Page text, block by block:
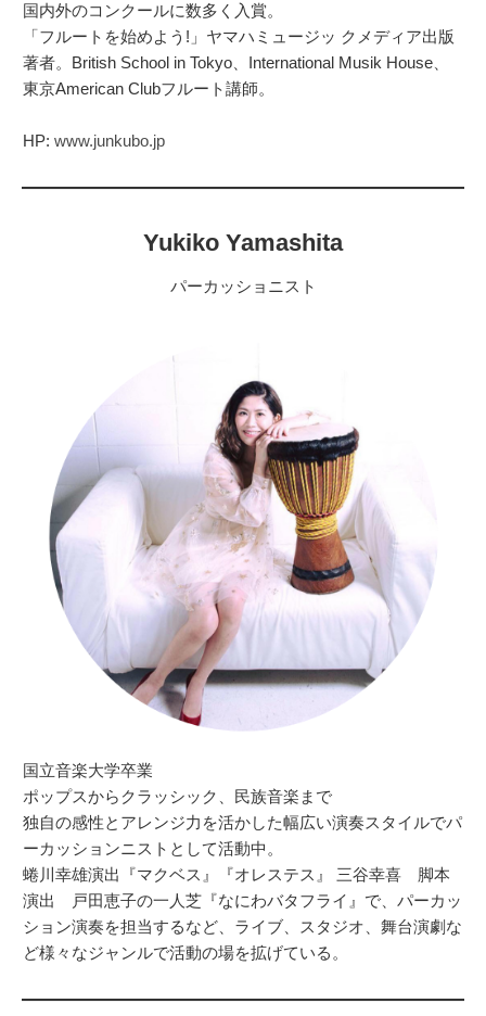
国内外のコンクールに数多く入賞。
「フルートを始めよう!」ヤマハミュージッ クメディア出版
著者。British School in Tokyo、International Musik House、
東京American Clubフルート講師。
HP: www.junkubo.jp
Yukiko Yamashita
パーカッショニスト
国立音楽大学卒業
ポップスからクラッシック、民族音楽まで
独自の感性とアレンジ力を活かした幅広い演奏スタイルでパ
ーカッションニストとして活動中。
蜷川幸雄演出『マクベス』『オレステス』 三谷幸喜 脚本
演出 戸田恵子の一人芝『なにわバタフライ』で、パーカッ
ション演奏を担当するなど、ライブ、スタジオ、舞台演劇な
ど様々なジャンルで活動の場を拡げている。